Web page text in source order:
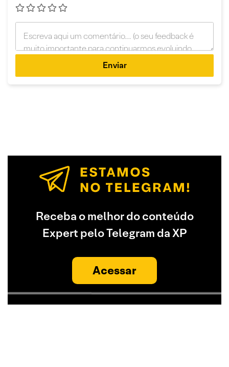
Enviar
Receba o melhor do conteúdo
Expert pelo Telegram da XP
Acessar